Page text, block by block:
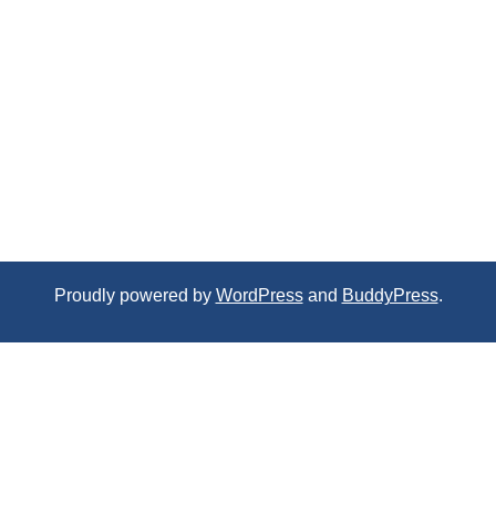
Proudly powered by WordPressand BuddyPress.